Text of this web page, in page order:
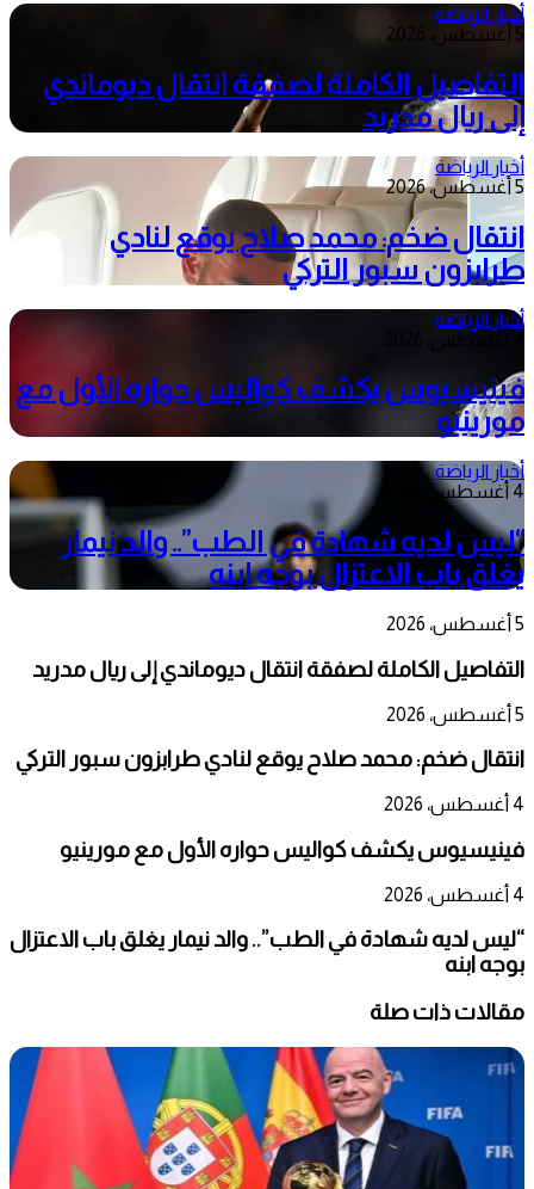
أخبار الرياضة
5 أغسطس، 2026
التفاصيل الكاملة لصفقة انتقال ديوماندي
إلى ريال مدريد
أخبار الرياضة
5 أغسطس، 2026
انتقال ضخم: محمد صلاح يوقع لنادي
طرابزون سبور التركي
أخبار الرياضة
فينيسيوس يكشف كواليس حواره الأول مع
مورينيو
أخبار الرياضة
4 أغسطس، 2026
“ليس لديه شهادة في الطب”.. والد نيمار
يغلق باب الاعتزال بوجه ابنه
5 أغسطس، 2026
التفاصيل الكاملة لصفقة انتقال ديوماندي إلى ريال مدريد
5 أغسطس، 2026
انتقال ضخم: محمد صلاح يوقع لنادي طرابزون سبور التركي
4 أغسطس، 2026
فينيسيوس يكشف كواليس حواره الأول مع مورينيو
4 أغسطس، 2026
“ليس لديه شهادة في الطب”.. والد نيمار يغلق باب الاعتزال
بوجه ابنه
مقالات ذات صلة